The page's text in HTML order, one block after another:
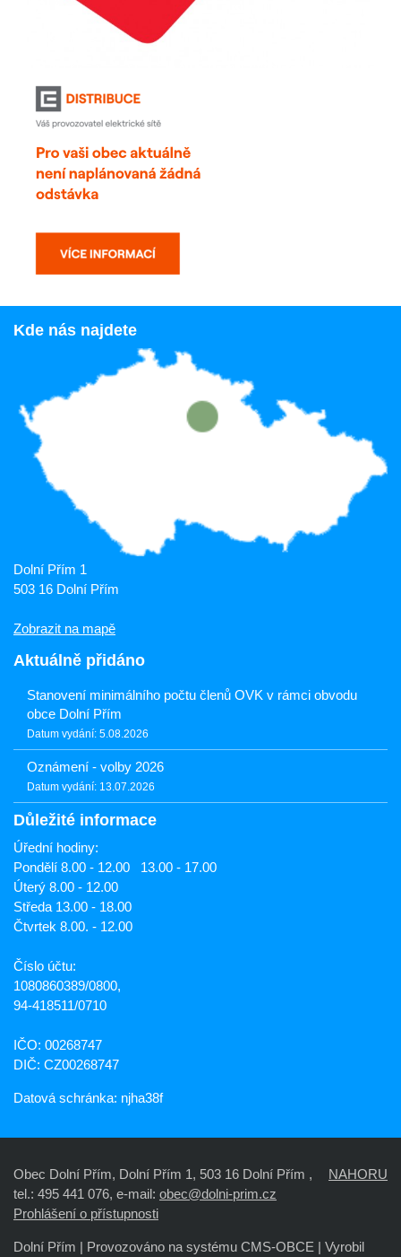
Kde nás najdete
Dolní Přím 1
503 16 Dolní Přím
Zobrazit na mapě
Aktuálně přidáno
Stanovení minimálního počtu členů OVK v rámci obvodu
obce Dolní Přím
Datum vydání: 5.08.2026
Oznámení - volby 2026
Datum vydání: 13.07.2026
Důležité informace
Úřední hodiny:
Pondělí 8.00 - 12.00 13.00 - 17.00
Úterý 8.00 - 12.00
Středa 13.00 - 18.00
Čtvrtek 8.00. - 12.00
Číslo účtu:
1080860389/0800,
94-418511/0710
IČO: 00268747
DIČ: CZ00268747
Datová schránka: njha38f
NAHORU
Obec Dolní Přím, Dolní Přím 1, 503 16 Dolní Přím ,
tel.: 495 441 076, e-mail: obec@dolni-prim.cz
Prohlášení o přístupnosti
Dolní Přím | Provozováno na systému CMS-OBCE | Vyrobil